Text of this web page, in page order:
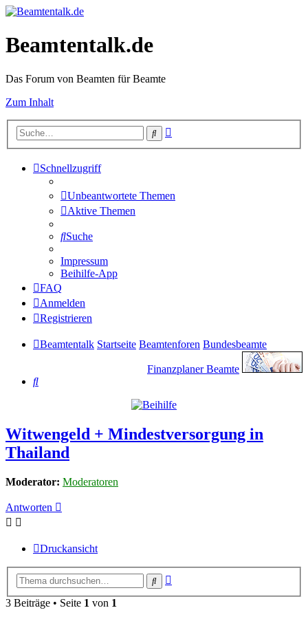
Beamtentalk.de
Das Forum von Beamten für Beamte
Zum Inhalt
Suche
Schnellzugriff
Unbeantwortete Themen
Aktive Themen
Suche
Impressum
Beihilfe-App
FAQ
Anmelden
Registrieren
Beamtentalk Startseite Beamtenforen Bundesbeamte
Finanzplaner Beamte
Suche
Witwengeld + Mindestversorgung in
Thailand
Moderator: Moderatoren
Antworten
Druckansicht
Suche
3 Beiträge • Seite 1 von 1